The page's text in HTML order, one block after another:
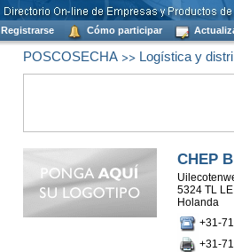
Registrarse Cómo participar
POSCOSECHA>> Logística y
CHEP
5324 TL
Holanda
+31-
+31-